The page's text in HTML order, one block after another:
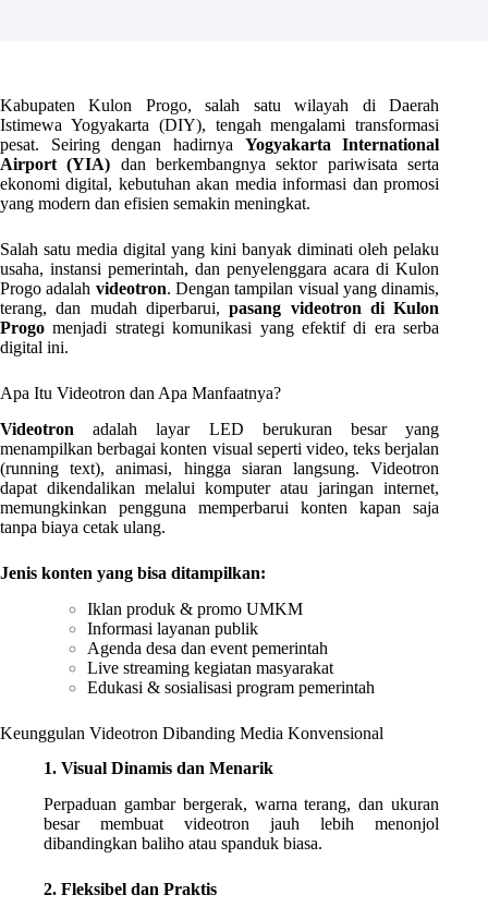
Kabupaten Kulon Progo, salah satu wilayah di Daerah
Istimewa Yogyakarta (DIY), tengah mengalami transformasi
pesat. Seiring dengan hadirnya Yogyakarta International
Airport (YIA) dan berkembangnya sektor pariwisata serta
ekonomi digital, kebutuhan akan media informasi dan promosi
yang modern dan efisien semakin meningkat.
Salah satu media digital yang kini banyak diminati oleh pelaku
usaha, instansi pemerintah, dan penyelenggara acara di Kulon
Progo adalah videotron. Dengan tampilan visual yang dinamis,
terang, dan mudah diperbarui,pasang videotron di Kulon
Progo menjadi strategi komunikasi yang efektif di era serba
digital ini.
Apa Itu Videotron dan Apa Manfaatnya?
Videotron adalah layar LED berukuran besar yang
menampilkan berbagai konten visual seperti video, teks berjalan
(running text), animasi, hingga siaran langsung. Videotron
dapat dikendalikan melalui komputer atau jaringan internet,
memungkinkan pengguna memperbarui konten kapan saja
tanpa biaya cetak ulang.
Jenis konten yang bisa ditampilkan:
Iklan produk & promo UMKM
Informasi layanan publik
Agenda desa dan event pemerintah
Live streaming kegiatan masyarakat
Edukasi & sosialisasi program pemerintah
Keunggulan Videotron Dibanding Media Konvensional
1. Visual Dinamis dan Menarik
Perpaduan gambar bergerak, warna terang, dan ukuran
besar membuat videotron jauh lebih menonjol
dibandingkan baliho atau spanduk biasa.
2. Fleksibel dan Praktis